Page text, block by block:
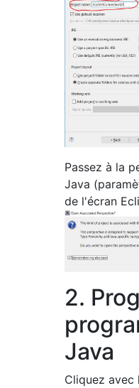
Passez à la
Java
de l'écran
2.
Java
Cliquez